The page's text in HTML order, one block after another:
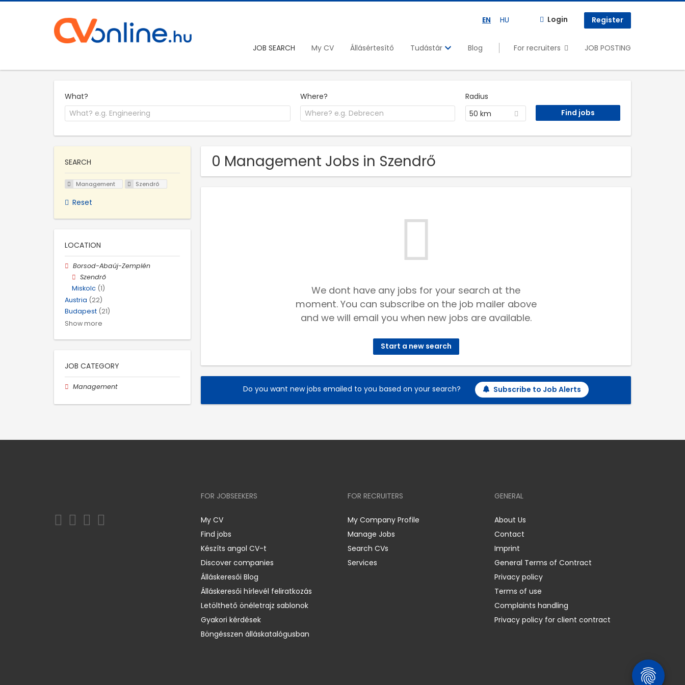
EN HU Login Register
JOB SEARCH My CV Állásértesítő Tudástár Blog For recruiters JOB POSTING
What? Where?
Radius
50 km
0 Management Jobs in Szendrő
We dont have any jobs for your search at the
moment. You can subscribe on the job mailer above
and we will email you when new jobs are available.
Start a new search
Do you want new jobs emailed to you based on your search? Subscribe to Job Alerts
SEARCH
Management Szendrő
Reset
LOCATION
Borsod-Abaúj-Zemplén
Szendrő
Miskolc (1)
Austria (22)
Budapest (21)
Show more
JOB CATEGORY
Management
FOR JOBSEEKERS
My CV
Find jobs
Készíts angol CV-t
Discover companies
Álláskeresői Blog
Álláskeresői hírlevél feliratkozás
Letölthető önéletrajz sablonok
Gyakori kérdések
Böngésszen álláskatalógusban
FOR RECRUITERS
My Company Profile
Manage Jobs
Search CVs
Services
GENERAL
About Us
Contact
Imprint
General Terms of Contract
Privacy policy
Terms of use
Complaints handling
Privacy policy for client contract